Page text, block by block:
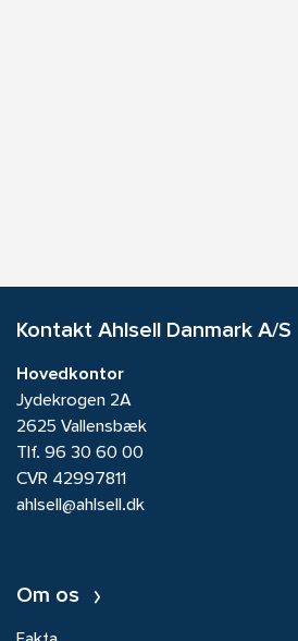
Kontakt Ahlsell Danmark A/S
Hovedkontor
Jydekrogen 2A
2625 Vallensbæk
Tlf. 96 30 60 00
CVR 42997811
ahlsell@ahlsell.dk
Om os